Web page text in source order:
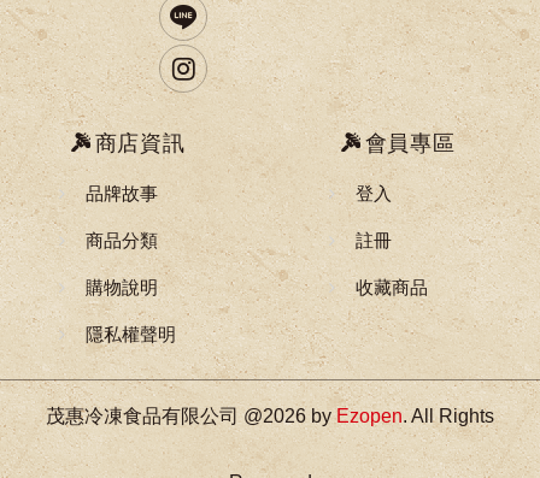
商店資訊
品牌故事
商品分類
購物說明
隱私權聲明
會員專區
登入
註冊
收藏商品
茂惠冷凍食品有限公司 @2026 byEzopen. All Rights